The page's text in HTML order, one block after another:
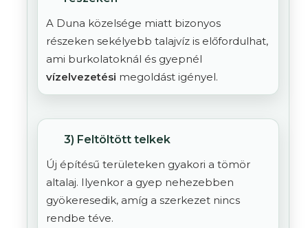
A Duna közelsége miatt bizonyos
részeken sekélyebb talajvíz is előfordulhat,
ami burkolatoknál és gyepnél
vízelvezetési megoldást igényel.
3) Feltöltött telkek
Új építésű területeken gyakori a tömör
altalaj. Ilyenkor a gyep nehezebben
gyökeresedik, amíg a szerkezet nincs
rendbe téve.